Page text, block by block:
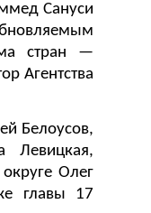
Сануси
стран —
Агентства
Белоусов,
Левицкая,
Олег
главы 17